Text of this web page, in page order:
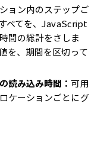
ョン内のステップご
べてを、JavaScript
間の総計をさしま
を、期間を区切って
読み込み時間：可用
ケーションごとにグ